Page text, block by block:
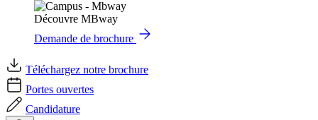
Découvre MBway
Demande de brochure
Téléchargez notre brochure
Portes ouvertes
Candidature